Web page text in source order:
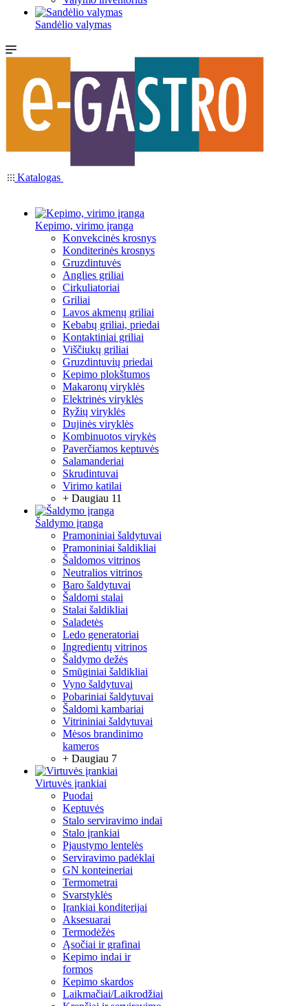
Sandėlio valymas
Katalogas
Kepimo, virimo įranga
Konvekcinės krosnys
Konditerinės krosnys
Gruzdintuvės
Anglies griliai
Cirkuliatoriai
Griliai
Lavos akmenų griliai
Kebabų griliai, priedai
Kontaktiniai griliai
Viščiukų griliai
Gruzdintuvių priedai
Kepimo plokštumos
Makaronų viryklės
Elektrinės viryklės
Ryžių viryklės
Dujinės viryklės
Kombinuotos virykės
Paverčiamos keptuvės
Salamanderiai
Skrudintuvai
Virimo katilai
+ Daugiau 11
Šaldymo įranga
Pramoniniai šaldytuvai
Pramoniniai šaldikliai
Šaldomos vitrinos
Neutralios vitrinos
Baro šaldytuvai
Šaldomi stalai
Stalai šaldikliai
Saladetės
Ledo generatoriai
Ingredientų vitrinos
Šaldymo dežės
Smūginiai šaldikliai
Vyno šaldytuvai
Pobariniai šaldytuvai
Šaldomi kambariai
Vitrininiai šaldytuvai
Mėsos brandinimo
kameros
+ Daugiau 7
Virtuvės įrankiai
Puodai
Keptuvės
Stalo serviravimo indai
Stalo įrankiai
Pjaustymo lentelės
Serviravimo padėklai
GN konteineriai
Termometrai
Svarstyklės
Įrankiai konditerijai
Aksesuarai
Termodėžės
Ąsočiai ir grafinai
Kepimo indai ir
formos
Kepimo skardos
Laikmačiai/Laikrodžiai